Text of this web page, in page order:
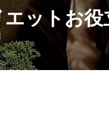
ットお